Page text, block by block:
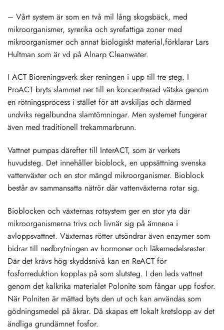
– Vårt system är som en två mil lång skogsbäck, med
mikroorganismer, syrerika och syrefattiga zoner med
mikroorganismer och annat biologiskt material,förklarar Lars
Hultman som är vd på Alnarp Cleanwater.
I ACT Bioreningsverk sker reningen i upp till tre steg. I
ProACT bryts slammet ner till en koncentrerad vätska genom
en rötningsprocess i stället för att avskiljas och därmed
undviks regelbundna slamtömningar. Men systemet fungerar
även med traditionell trekammarbrunn.
Vattnet pumpas därefter till InterACT, som är verkets
huvudsteg. Det innehåller bioblock, en uppsättning svenska
vattenväxter och en stor mängd mikroorganismer. Bioblock
består av sammansatta nätrör där vattenväxterna rotar sig.
Bioblocken och växternas rotsystem ger en stor yta där
mikroorganismerna trivs och livnär sig på ämnena i
avloppsvattnet. Växternas rötter utsöndrar även enzymer som
bidrar till nedbrytningen av hormoner och läkemedelsrester.
Där det krävs hög skyddsnivå kan en ReACT för
fosforreduktion kopplas på som slutsteg. I den leds vattnet
genom det kalkrika materialet Polonite som fångar upp fosfor.
När Polniten är mättad byts den ut och kan användas som
gödningsmedel på åkrar. Då skapas ett lokalt kretslopp av det
ändliga grundämnet fosfor.